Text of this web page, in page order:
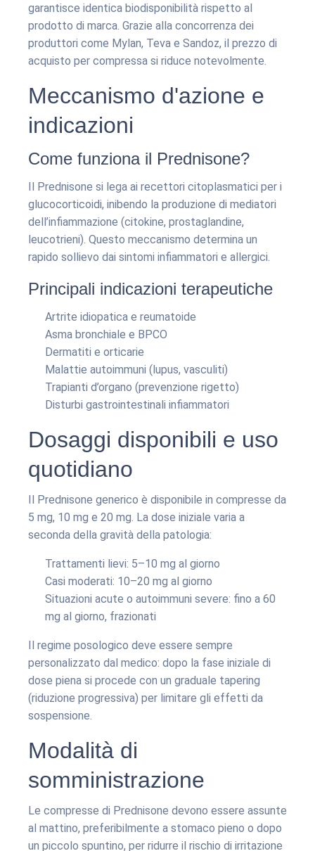
garantisce identica biodisponibilità rispetto al
prodotto di marca. Grazie alla concorrenza dei
produttori come Mylan, Teva e Sandoz, il prezzo di
acquisto per compressa si riduce notevolmente.
Meccanismo d'azione e
indicazioni
Come funziona il Prednisone?
Il Prednisone si lega ai recettori citoplasmatici per i
glucocorticoidi, inibendo la produzione di mediatori
dell’infiammazione (citokine, prostaglandine,
leucotrieni). Questo meccanismo determina un
rapido sollievo dai sintomi infiammatori e allergici.
Principali indicazioni terapeutiche
Artrite idiopatica e reumatoide
Asma bronchiale e BPCO
Dermatiti e orticarie
Malattie autoimmuni (lupus, vasculiti)
Trapianti d’organo (prevenzione rigetto)
Disturbi gastrointestinali infiammatori
Dosaggi disponibili e uso
quotidiano
Il Prednisone generico è disponibile in compresse da
5 mg, 10 mg e 20 mg. La dose iniziale varia a
seconda della gravità della patologia:
Trattamenti lievi: 5–10 mg al giorno
Casi moderati: 10–20 mg al giorno
Situazioni acute o autoimmuni severe: fino a 60
mg al giorno, frazionati
Il regime posologico deve essere sempre
personalizzato dal medico: dopo la fase iniziale di
dose piena si procede con un graduale tapering
(riduzione progressiva) per limitare gli effetti da
sospensione.
Modalità di
somministrazione
Le compresse di Prednisone devono essere assunte
al mattino, preferibilmente a stomaco pieno o dopo
un piccolo spuntino, per ridurre il rischio di irritazione